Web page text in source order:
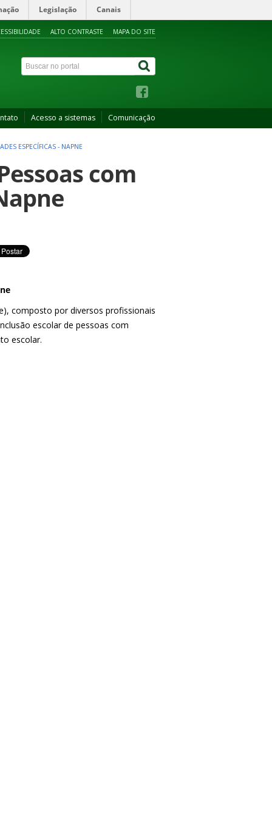
Legislação Canais
ALTO CONTRASTE MAPA DO SITE
Acesso a sistemas Comunicação
ESPECÍFICAS - NAPNE
com
composto por diversos profissionais
escolar de pessoas com
escolar.